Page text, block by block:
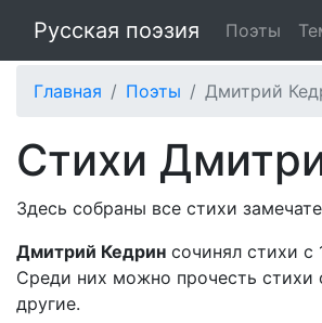
Русская поэзия Поэты
Главная Поэты Дмитрий
Стихи
Здесь собраны все стихи
Дмитрий Кедрин сочинял стихи с
Среди них можно прочесть стихи
другие.